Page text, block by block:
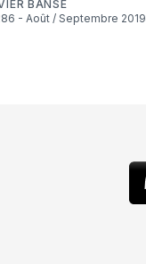
BANSE
- Août / Septembre 2019